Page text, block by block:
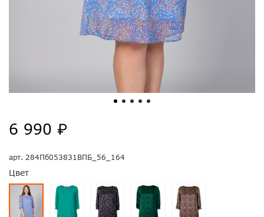
арт. 284Пб053831ВПБ_56_164
Цвет
6 990 ₽